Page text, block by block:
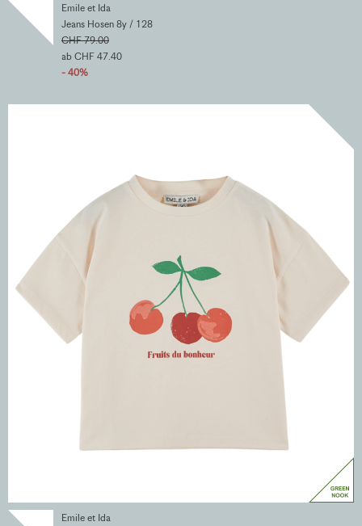
Emile et Ida
Jeans Hosen 8y / 128
CHF 79.00
ab CHF 47.40
- 40%
Emile et Ida